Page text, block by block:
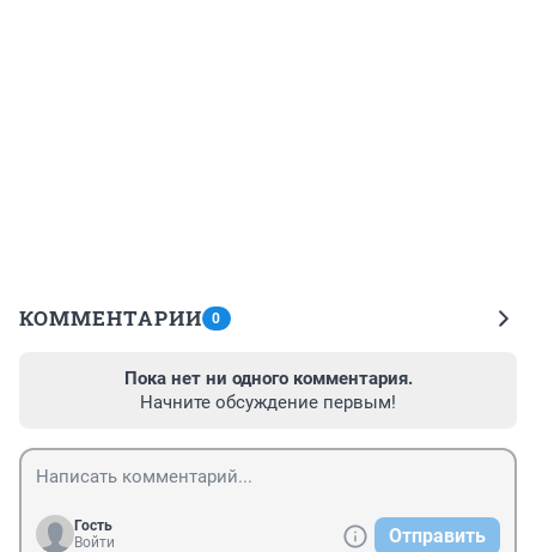
КОММЕНТАРИИ 0
Пока нет ни одного комментария.
Начните обсуждение первым!
Гость
Войти
Отправить